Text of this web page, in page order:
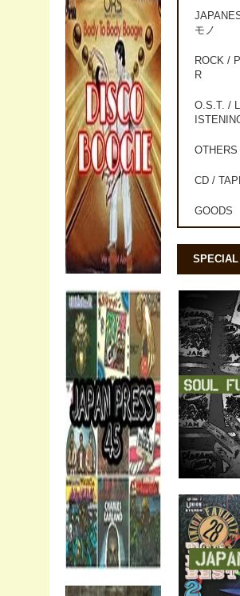
モノ
ROCK /
R
O.S.T. /
OTHERS
CD /
GOODS